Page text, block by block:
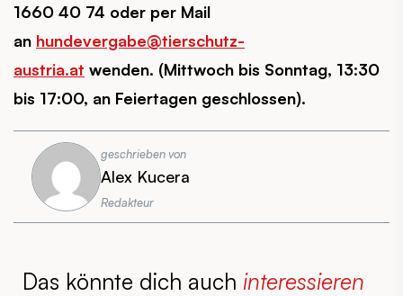
1660 40 74 oder per Mail
an hundevergabe@tierschutz-
austria.at wenden. (Mittwoch bis Sonntag, 13:30
bis 17:00, an Feiertagen geschlossen).
geschrieben von
Alex Kucera
Redakteur
Das könnte dich auch interessieren